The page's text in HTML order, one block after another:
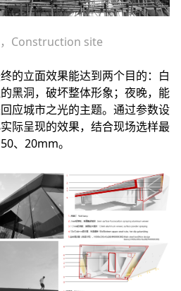
Construction site
的立面效果能达到两个目的：白
黑洞，破坏整体形象；夜晚，能
应城市之光的主题。通过参数设
际呈现的效果，结合现场选样最
、20mm。